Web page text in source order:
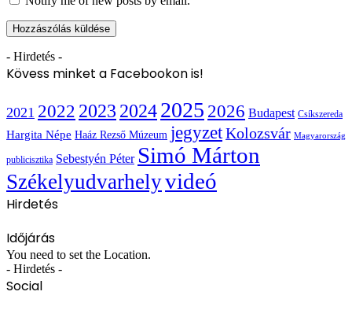
- Hirdetés -
Kövess minket a Facebookon is!
2021 2022 2023 20242025 2026 Budapest Csíkszereda
Hargita Népe Haáz Rezső Múzeum jegyzetKolozsvár Magyarország
publicisztika Sebestyén Péter Simó Márton
Székelyudvarhelyvideó
Hirdetés
Időjárás
You need to set the Location.
- Hirdetés -
Social